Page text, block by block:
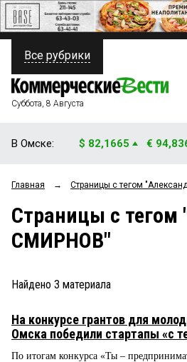
ПОЛИТИКА
ФИНАНСЫ
ОБЩЕСТВО
ЗАКОН
ПРОИСШЕСТВИЯ
СТИЛЬ ЖИЗНИ
Все рубрики
Суббота, 8 Августа
В Омске: $ 82,1665 €
Главная → Страницы c тегом
Страницы c тегом
СМИРНОВ"
Найдено 3 материала
На конкурсе грантов для
Омска победили стартапы «с
По итогам конкурса «Ты –